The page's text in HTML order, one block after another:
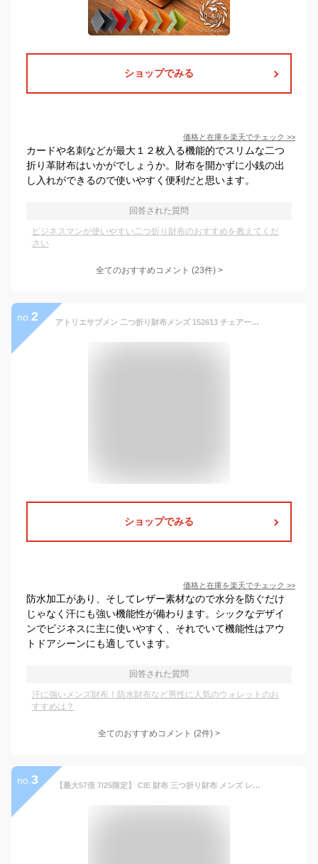
ショップでみる
価格と在庫を楽天でチェック >>
カードや名刺などが最大１２枚入る機能的でスリムな二つ
折り革財布はいかがでしょうか。財布を開かずに小銭の出
し入れができるので使いやすく便利だと思います。
回答された質問
ビジネスマンが使いやすい二つ折り財布のおすすめを教えてくだ
さい
全てのおすすめコメント (23件) >
no. 2 アトリエサブメン 二つ折り財布メンズ 152613 チェアー小物 ATELIER SAB MEN レザー 防水 防汚 [PO10]
ショップでみる
価格と在庫を楽天でチェック >>
防水加工があり、そしてレザー素材なので水分を防ぐだけ
じゃなく汗にも強い機能性が備わります。シックなデザイ
ンでビジネスに主に使いやすく、それでいて機能性はアウ
トドアシーンにも適しています。
回答された質問
汗に強いメンズ財布！防水財布など男性に人気のウォレットのお
すすめは？
全てのおすすめコメント (2件) >
no. 3 【最大57倍 7/25限定】 CIE 財布 三つ折り財布 メンズ レディース ブランド コンパクト シー 三つ折り ミドルウォレット オシャレ 小銭入れあり 外側 薄い 防水 撥水 軽量 軽い カード入れ 使いやすい おしゃれ 日本製 GRID3 MIDDLE WALET(01) 032300